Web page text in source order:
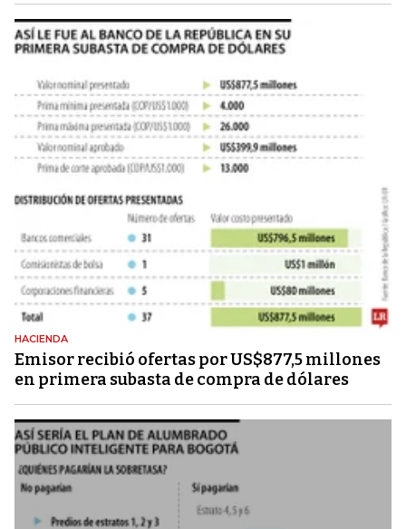
HACIENDA
Emisor recibió ofertas por US$877,5 millones
en primera subasta de compra de dólares